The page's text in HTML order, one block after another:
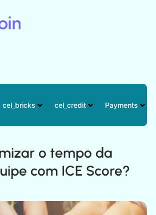
cel_bricks cel_credit Payments
o tempo da
com ICE Score?